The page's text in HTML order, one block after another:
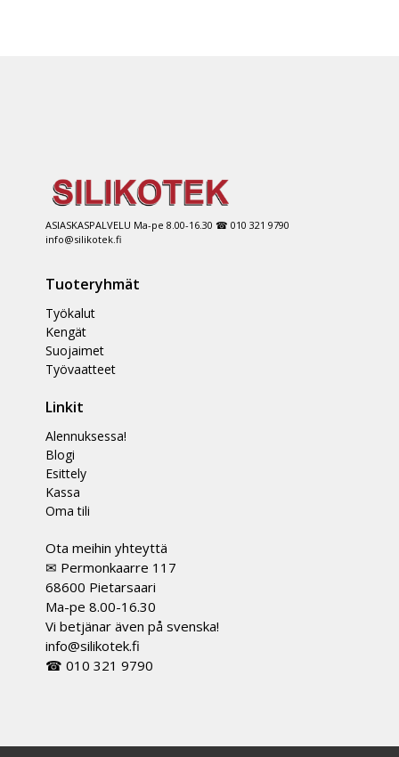
ASIASKASPALVELU Ma-pe 8.00-16.30 ☎ 010 321 9790
info@silikotek.fi
Tuoteryhmät
Työkalut
Kengät
Suojaimet
Työvaatteet
Linkit
Alennuksessa!
Blogi
Esittely
Kassa
Oma tili
Ota meihin yhteyttä
✉ Permonkaarre 117
68600 Pietarsaari
Ma-pe 8.00-16.30
Vi betjänar även på svenska!
info@silikotek.fi
☎ 010 321 9790